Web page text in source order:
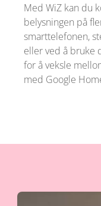
Med WiZ kan du
belysningen på
smarttelefonen,
eller ved å bruke
for å veksle
med Google